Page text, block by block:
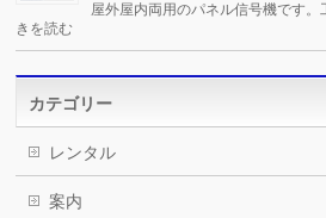
屋外屋内両用のパネル信号機です
きを読む
カテゴリー
レンタル
案内